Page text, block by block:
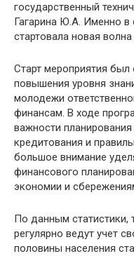
государственный
Гагарина Ю.А. Именно в
стартовала новая
Старт мероприятия был
повышения уровня
молодежи
финансам. В ходе
важности
кредитования и
большое внимание
финансового
экономии и
По данным статистики,
регулярно ведут учет
половины населения